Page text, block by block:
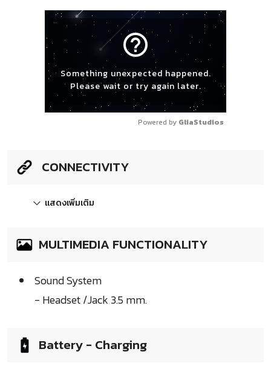
help_outline
Something unexpected happened.
Please wait or try again later.
Powered by GliaStudios
CONNECTIVITY
แสดงเพิ่มเติม
MULTIMEDIA FUNCTIONALITY
Sound System
- Headset /Jack 3.5 mm.
Battery - Charging